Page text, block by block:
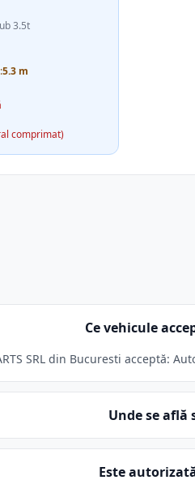
3.5t
5.3 m
comprimat)
Ce vehicule
SRL din Bucuresti
Unde se află
Este autorizată